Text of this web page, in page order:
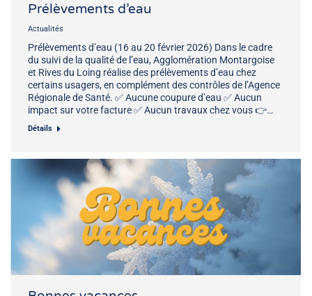
Prélèvements d’eau
Actualités
Prélèvements d’eau (16 au 20 février 2026) Dans le cadre
du suivi de la qualité de l’eau, Agglomération Montargoise
et Rives du Loing réalise des prélèvements d’eau chez
certains usagers, en complément des contrôles de l’Agence
Régionale de Santé. ✅ Aucune coupure d’eau ✅ Aucun
impact sur votre facture ✅ Aucun travaux chez vous 👉…
Détails